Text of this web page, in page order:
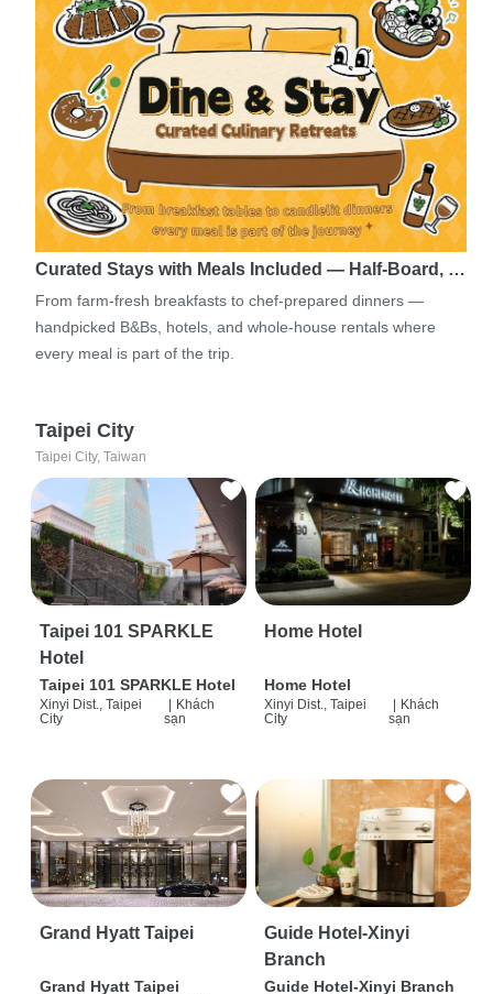
Curated Stays with Meals Included — Half-Board, …
From farm-fresh breakfasts to chef-prepared dinners —
handpicked B&Bs, hotels, and whole-house rentals where
every meal is part of the trip.
Taipei City
Taipei City, Taiwan
Taipei 101 SPARKLE
Hotel
Taipei 101 SPARKLE Hotel
Xinyi Dist., Taipei
City
Khách
sạn
Home Hotel
Home Hotel
Xinyi Dist., Taipei
City
Khách
sạn
Grand Hyatt Taipei
Grand Hyatt Taipei
Guide Hotel-Xinyi
Branch
Guide Hotel-Xinyi Branch